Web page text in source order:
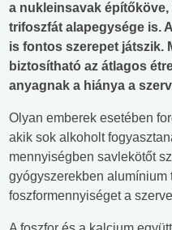
a nukleinsavak
trifoszfát alapegysége is.
is fontos szerepet játszik.
biztosítható az átlagos
anyagnak a hiánya a
Olyan emberek esetében
akik sok alkoholt
mennyiségben savlekötőt
gyógyszerekben alumínium
foszformennyiséget a